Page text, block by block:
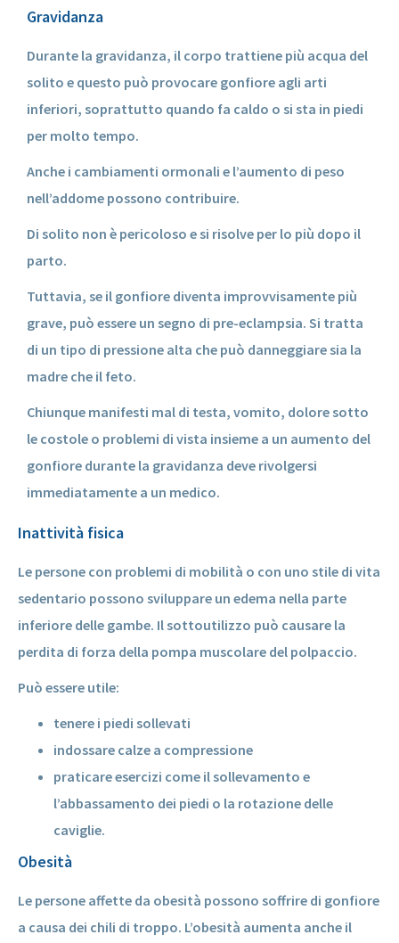
Gravidanza
Durante la gravidanza, il corpo trattiene più acqua del
solito e questo può provocare gonfiore agli arti
inferiori, soprattutto quando fa caldo o si sta in piedi
per molto tempo.
Anche i cambiamenti ormonali e l’aumento di peso
nell’addome possono contribuire.
Di solito non è pericoloso e si risolve per lo più dopo il
parto.
Tuttavia, se il gonfiore diventa improvvisamente più
grave, può essere un segno di pre-eclampsia. Si tratta
di un tipo di pressione alta che può danneggiare sia la
madre che il feto.
Chiunque manifesti mal di testa, vomito, dolore sotto
le costole o problemi di vista insieme a un aumento del
gonfiore durante la gravidanza deve rivolgersi
immediatamente a un medico.
Inattività fisica
Le persone con problemi di mobilità o con uno stile di vita
sedentario possono sviluppare un edema nella parte
inferiore delle gambe. Il sottoutilizzo può causare la
perdita di forza della pompa muscolare del polpaccio.
Può essere utile:
tenere i piedi sollevati
indossare calze a compressione
praticare esercizi come il sollevamento e
l’abbassamento dei piedi o la rotazione delle
caviglie.
Obesità
Le persone affette da obesità possono soffrire di gonfiore
a causa dei chili di troppo. L’obesità aumenta anche il